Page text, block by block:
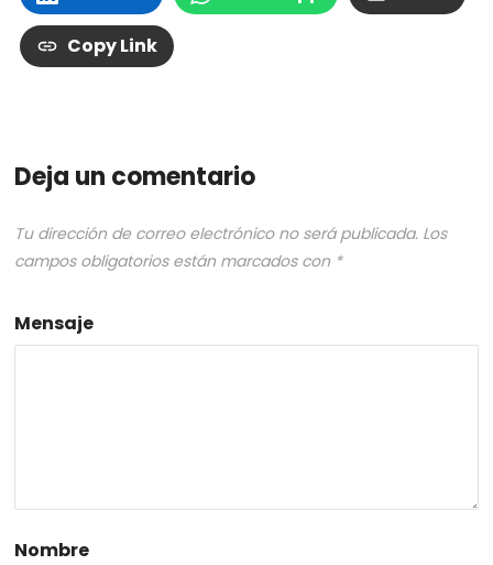
Copy Link
Deja un comentario
Tu dirección de correo electrónico no será publicada. Los
campos obligatorios están marcados con *
Mensaje
Nombre